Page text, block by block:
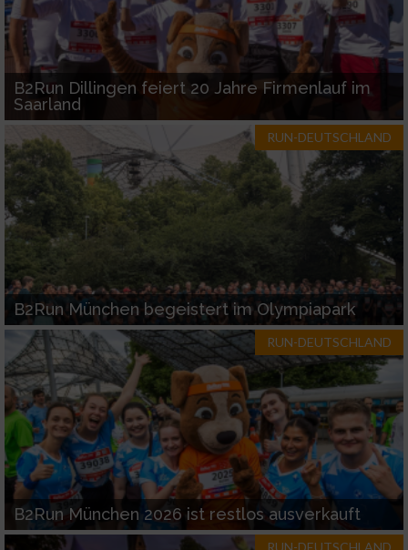
B2Run Dillingen feiert 20 Jahre Firmenlauf im
Saarland
RUN-DEUTSCHLAND
B2Run München begeistert im Olympiapark
RUN-DEUTSCHLAND
B2Run München 2026 ist restlos ausverkauft